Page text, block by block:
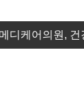
디케어의원,